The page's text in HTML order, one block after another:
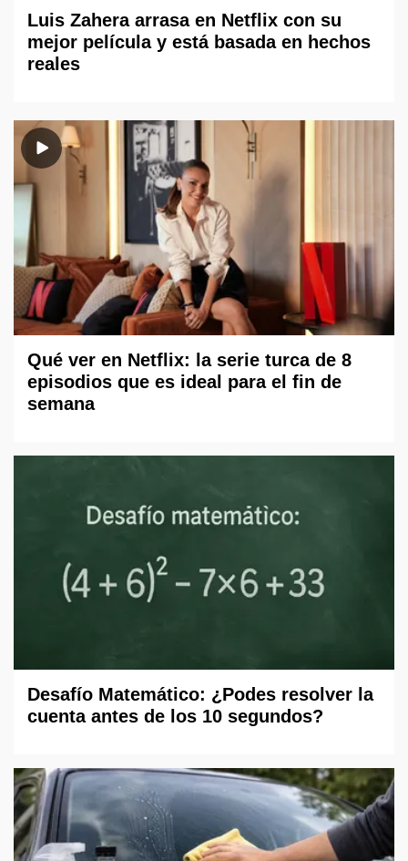
Luis Zahera arrasa en Netflix con su
mejor película y está basada en hechos
reales
Qué ver en Netflix: la serie turca de 8
episodios que es ideal para el fin de
semana
Desafío Matemático: ¿Podes resolver la
cuenta antes de los 10 segundos?